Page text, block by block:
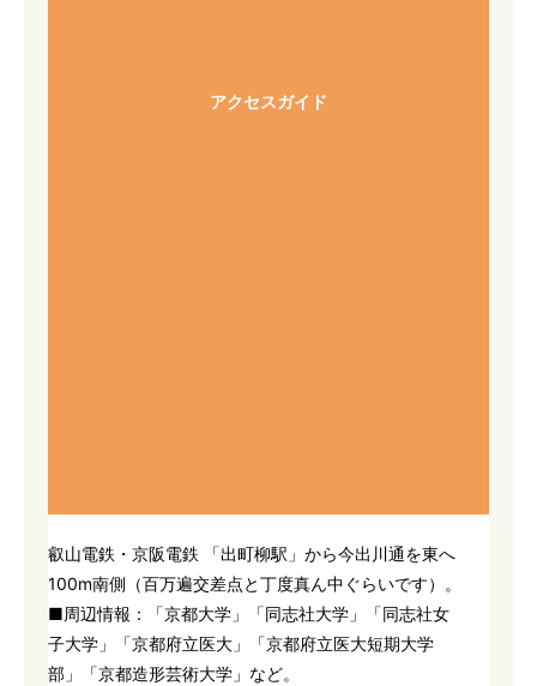
アクセスガイド
叡山電鉄・京阪電鉄 「出町柳駅」から今出川通を東へ
100m南側（百万遍交差点と丁度真ん中ぐらいです）。
■周辺情報：「京都大学」「同志社大学」「同志社女
子大学」「京都府立医大」「京都府立医大短期大学
部」「京都造形芸術大学」など。